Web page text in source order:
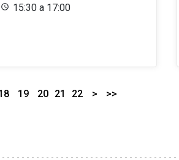
15:30 a 17:00
19 20 21 22 > >>